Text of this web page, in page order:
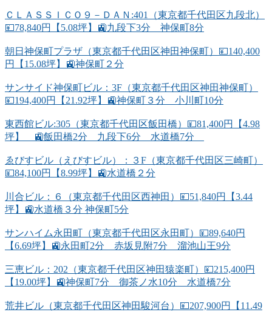
ＣＬＡＳＳＩＣＯ９－ＤＡＮ:401（東京都千代田区九段北）
💴78,840円【5.08坪】🚉九段下3分 神保町8分
朝日神保町プラザ（東京都千代田区神田神保町）💴140,400
円【15.08坪】🚉神保町２分
サンサイド神保町ビル：3F（東京都千代田区神田神保町）
💴194,400円【21.92坪】🚉神保町３分 小川町10分
東西館ビル:305（東京都千代田区飯田橋）💴81,400円【4.98
坪】 🚉飯田橋2分 九段下6分 水道橋7分
ゑびすビル（えびすビル）：３F（東京都千代田区三崎町）
💴84,100円【8.99坪】🚉水道橋２分
川合ビル：６（東京都千代田区西神田）💴51,840円【3.44
坪】🚉水道橋３分 神保町5分
サンハイム永田町（東京都千代田区永田町）💴89,640円
【6.69坪】🚉永田町2分 赤坂見附7分 溜池山王9分
三恵ビル：202（東京都千代田区神田猿楽町）💴215,400円
【19.00坪】🚉神保町7分 御茶ノ水10分 水道橋7分
荒井ビル（東京都千代田区神田駿河台）💴207,900円【11.49